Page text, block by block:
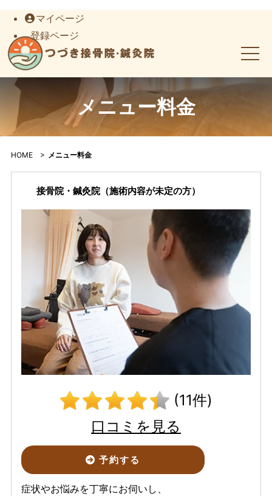
マイページ
登録ページ
メニュー料金｜つづき接骨院・鍼灸院｜丸亀市郡家町の肩
メニュー料金
HOME> メニュー料金
接骨院・鍼灸院（施術内容が未定の方）
(11件)
口コミを見る
予約する
症状やお悩みを丁寧にお伺いし、